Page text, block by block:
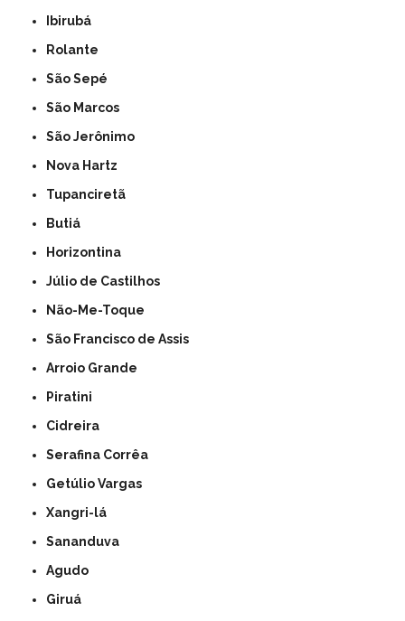
Ibirubá
Rolante
São Sepé
São Marcos
São Jerônimo
Nova Hartz
Tupanciretã
Butiá
Horizontina
Júlio de Castilhos
Não-Me-Toque
São Francisco de Assis
Arroio Grande
Piratini
Cidreira
Serafina Corrêa
Getúlio Vargas
Xangri-lá
Sananduva
Agudo
Giruá